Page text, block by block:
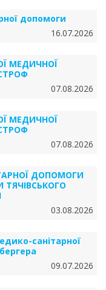
допомоги
16.07.2026
МЕДИЧНОЇ
07.08.2026
МЕДИЧНОЇ
07.08.2026
ДОПОМОГИ
03.08.2026
санітарної
09.07.2026